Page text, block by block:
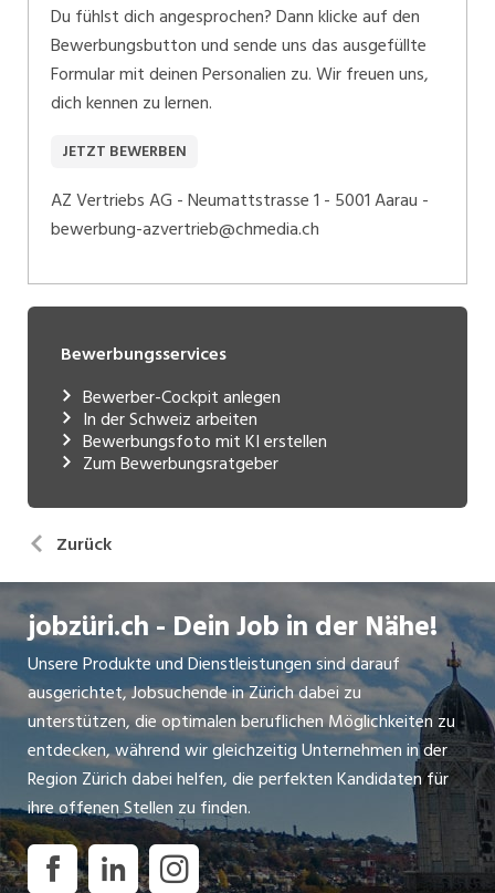
Du fühlst dich angesprochen? Dann klicke auf den
Bewerbungsbutton und sende uns das ausgefüllte
Formular mit deinen Personalien zu. Wir freuen uns,
dich kennen zu lernen.
JETZT BEWERBEN
AZ Vertriebs AG - Neumattstrasse 1 - 5001 Aarau -
bewerbung-azvertrieb@chmedia.ch
Bewerbungsservices
Bewerber-Cockpit anlegen
In der Schweiz arbeiten
Bewerbungsfoto mit KI erstellen
Zum Bewerbungsratgeber
Zurück
jobzüri.ch - Dein Job in der Nähe!
Unsere Produkte und Dienstleistungen sind darauf
ausgerichtet, Jobsuchende in Zürich dabei zu
unterstützen, die optimalen beruflichen Möglichkeiten zu
entdecken, während wir gleichzeitig Unternehmen in der
Region Zürich dabei helfen, die perfekten Kandidaten für
ihre offenen Stellen zu finden.